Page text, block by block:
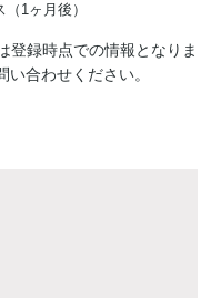
1ヶ月後）
登録時点での情報となりま
合わせください。